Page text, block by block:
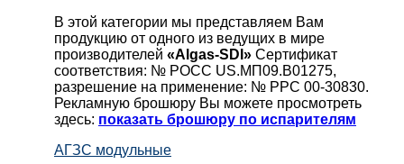
В этой категории мы представляем Вам
продукцию от одного из ведущих в мире
производителей «Algas-SDI» Сертификат
соответствия: № РОСС US.МП09.В01275,
разрешение на применение: № РРС 00-30830.
Рекламную брошюру Вы можете просмотреть
здесь: показать брошюру по испарителям
АГЗС модульные